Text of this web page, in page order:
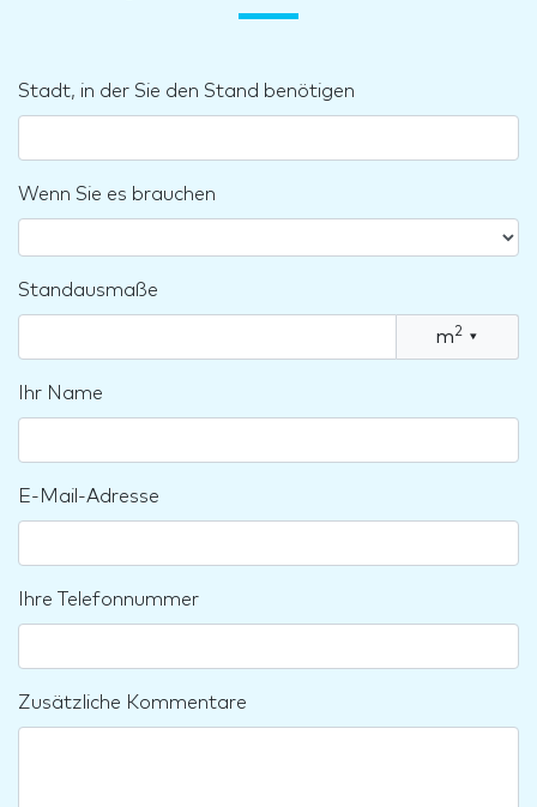
Stadt, in der Sie den Stand benötigen
Wenn Sie es brauchen
Standausmaße
m2 ▾
Ihr Name
E-Mail-Adresse
Ihre Telefonnummer
Zusätzliche Kommentare